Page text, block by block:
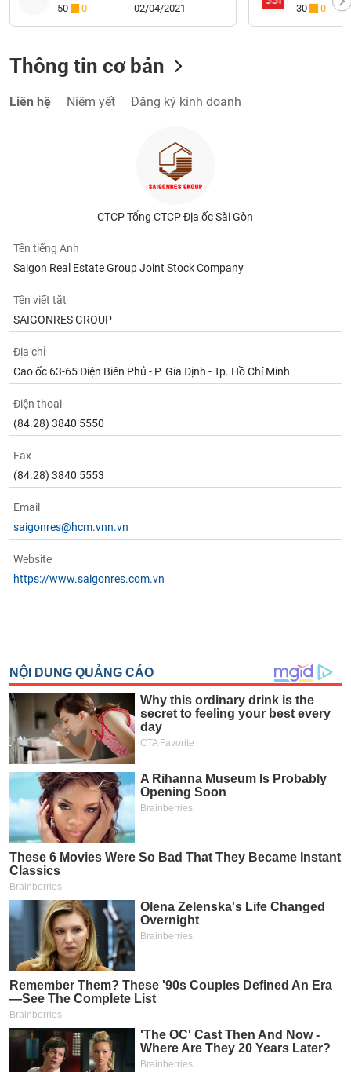
50 0 02/04/2021 30 0
Thông tin cơ bản
Liên hệ Niêm yết Đăng ký kinh doanh
CTCP Tổng CTCP Địa ốc Sài Gòn
Tên tiếng Anh
Saigon Real Estate Group Joint Stock Company
Tên viết tắt
SAIGONRES GROUP
Địa chỉ
Cao ốc 63-65 Điện Biên Phủ - P. Gia Định - Tp. Hồ Chí Minh
Điện thoại
(84.28) 3840 5550
Fax
(84.28) 3840 5553
Email
saigonres@hcm.vnn.vn
Website
https://www.saigonres.com.vn